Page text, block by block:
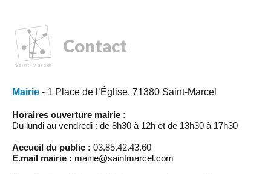
Contact
Mairie - 1 Place de l’Église, 71380 Saint-Marcel
Horaires ouverture mairie :
Du lundi au vendredi : de 8h30 à 12h et de 13h30 à 17h30
Accueil du public : 03.85.42.43.60
E.mail mairie : mairie@saintmarcel.com